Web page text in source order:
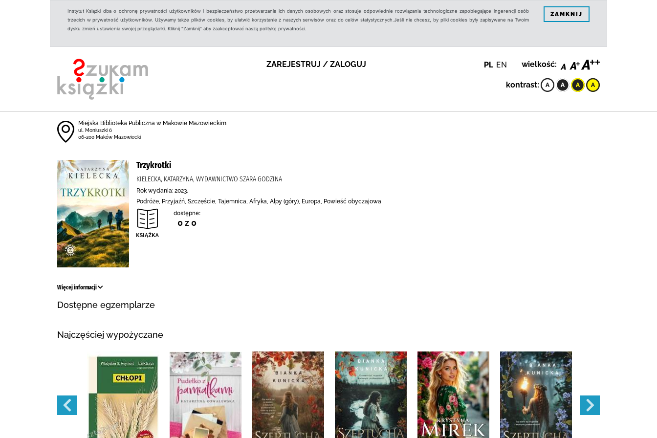
Instytut Książki dba o ochronę prywatności użytkowników i bezpieczeństwo przetwarzania ich danych osobowych oraz stosuje odpowiednie rozwiązania technologiczne zapobiegające ingerencji osób
trzecich w prywatność użytkowników. Używamy także plików cookies, by ułatwić korzystanie z naszych serwisów oraz do celów statystycznych.Jeśli nie chcesz, by pliki cookies były zapisywane na Twoim
dysku zmień ustawienia swojej przeglądarki. Kliknij "Zamknij" aby zaakceptować naszą politykę prywatności.
ZAMKNIJ
ZAREJESTRUJ / ZALOGUJ PL EN wielkość:
kontrast:
Miejska Biblioteka Publiczna w Makowie Mazowieckim
ul. Moniuszki 6
06-200 Maków Mazowiecki
Trzykrotki
KIELECKA, KATARZYNA, WYDAWNICTWO SZARA GODZINA
Rok wydania: 2023.
Podróże, Przyjaźń, Szczęście, Tajemnica, Afryka, Alpy (góry), Europa, Powieść obyczajowa
dostępne:
0 z 0
Więcej informacji
Dostępne egzemplarze
Najczęściej wypożyczane